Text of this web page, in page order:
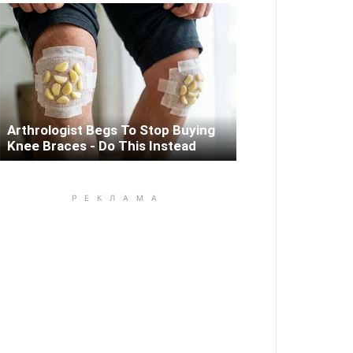
Arthrologist Begs To Stop Buying
Knee Braces - Do This Instead